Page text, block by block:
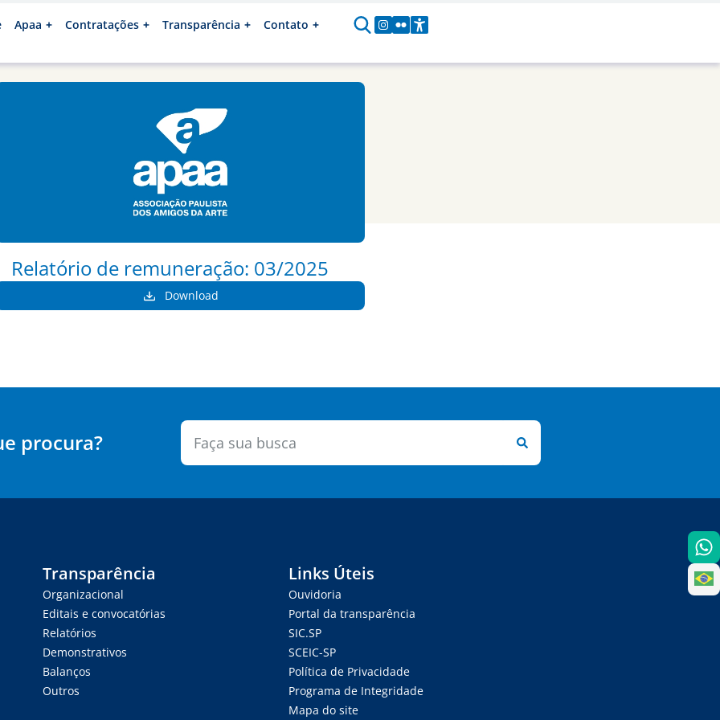
Apaa Contratações Transparência Contato
Relatório de remuneração: 03/2025
Download
procura?
Transparência
Organizacional
Editais e convocatórias
Relatórios
Demonstrativos
Balanços
Outros
Links Úteis
Ouvidoria
Portal da transparência
SIC.SP
SCEIC-SP
Política de Privacidade
Programa de Integridade
Mapa do site